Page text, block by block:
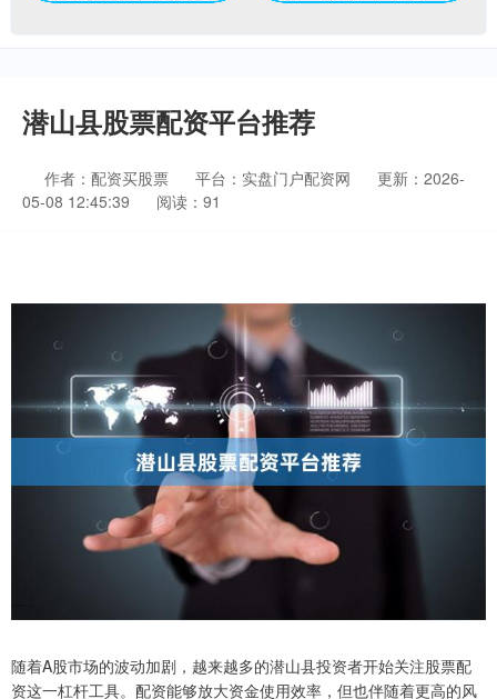
潜山县股票配资平台推荐
作者：配资买股票 平台：实盘门户配资网
更新：2026-
05-08 12:45:39
阅读：91
随着A股市场的波动加剧，越来越多的潜山县投资者开始关注股票配
资这一杠杆工具。配资能够放大资金使用效率，但也伴随着更高的风